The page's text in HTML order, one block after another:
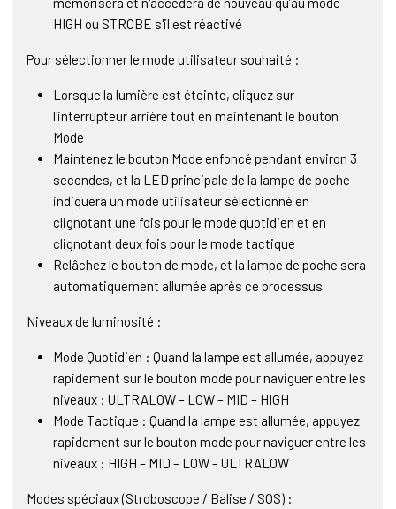
HIGH ou STROBE s'il est réactivé
Pour sélectionner le mode utilisateur souhaité :
Lorsque la lumière est éteinte, cliquez sur
l'interrupteur arrière tout en maintenant le bouton
Mode
Maintenez le bouton Mode enfoncé pendant environ 3
secondes, et la LED principale de la lampe de poche
indiquera un mode utilisateur sélectionné en
clignotant une fois pour le mode quotidien et en
clignotant deux fois pour le mode tactique
Relâchez le bouton de mode, et la lampe de poche sera
automatiquement allumée après ce processus
Niveaux de luminosité :
Mode Quotidien : Quand la lampe est allumée, appuyez
rapidement sur le bouton mode pour naviguer entre les
niveaux : ULTRALOW – LOW – MID – HIGH
Mode Tactique : Quand la lampe est allumée, appuyez
rapidement sur le bouton mode pour naviguer entre les
niveaux : HIGH – MID – LOW – ULTRALOW
Modes spéciaux (Stroboscope / Balise / SOS) :